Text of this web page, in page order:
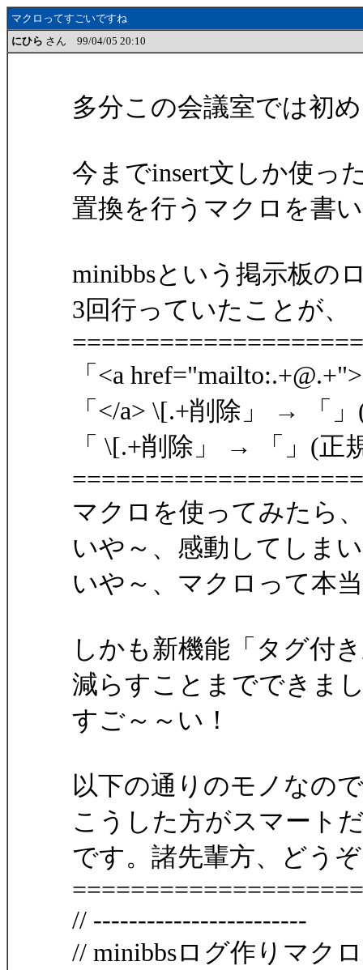
マクロってすごいですね
にひら さん 99/04/05 20:10
多分この会議室では初
今までinsert文しか使っ
置換を行うマクロを書
minibbsという掲示板の
3回行っていたことが、
「<a
「</a> \[.+削除」 → 「
「 \[.+削除」 → 「」(正
マクロを使ってみたら
いや～、感動してしま
いや～、マクロって本
しかも新機能「タグ付
減らすことまでできま
すご～～い！
以下の通りのモノなの
こうした方がスマート
です。諸先輩方、どう
// ------------------------
// minibbsログ作りマクロ